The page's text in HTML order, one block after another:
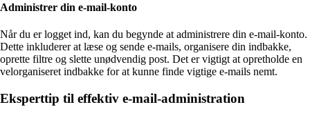
Administrer din e-mail-konto
Når du er logget ind, kan du begynde at administrere din e-mail-konto.
Dette inkluderer at læse og sende e-mails, organisere din indbakke,
oprette filtre og slette unødvendig post. Det er vigtigt at opretholde en
velorganiseret indbakke for at kunne finde vigtige e-mails nemt.
Eksperttip til effektiv e-mail-administration